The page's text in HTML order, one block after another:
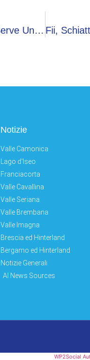
Fii, Bonomi: “In Europa I Capitali Ci Sono, Serve Un Cambio Di Attitudine”
Notizie
Valle Camonica
Lago d'Iseo
Franciacorta
Valle Cavallina
Valle Seriana
Valle Brembana
Valle Imagna
Brescia ed Hinterland
Bergamo ed Hinterland
Notizie Generali
AI News Sources
WP2Social